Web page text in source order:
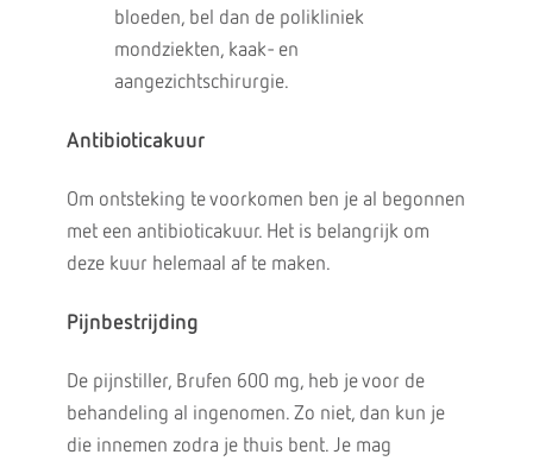
bloeden, bel dan de polikliniek
mondziekten, kaak- en
aangezichtschirurgie.
Antibioticakuur
Om ontsteking te voorkomen ben je al begonnen
met een antibioticakuur. Het is belangrijk om
deze kuur helemaal af te maken.
Pijnbestrijding
De pijnstiller, Brufen 600 mg, heb je voor de
behandeling al ingenomen. Zo niet, dan kun je
die innemen zodra je thuis bent. Je mag